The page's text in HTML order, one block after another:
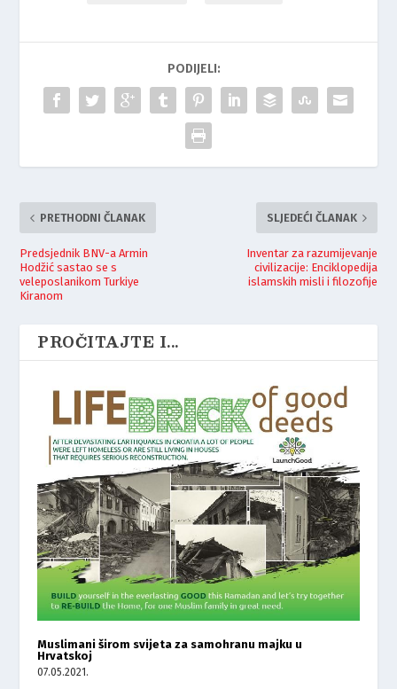
PODIJELI:
PRETHODNI ČLANAK
Predsjednik BNV-a Armin
Hodžić sastao se s
veleposlanikom Turkiye
Kiranom
SLJEDEĆI ČLANAK
Inventar za razumijevanje
civilizacije: Enciklopedija
islamskih misli i filozofije
PROČITAJTE I...
Muslimani širom svijeta za samohranu majku u
Hrvatskoj
07.05.2021.